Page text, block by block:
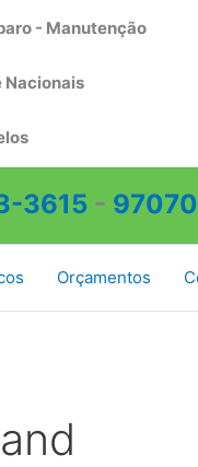
- Manutenção
Nacionais
3615 -
Orçamentos